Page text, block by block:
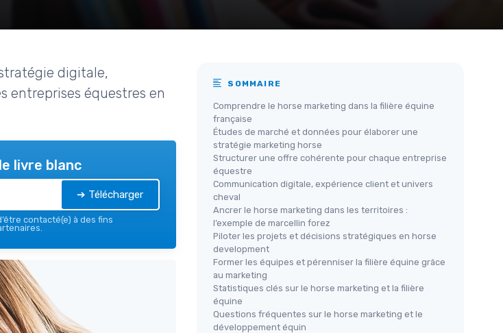
digitale,
entreprises équestres en
livre blanc
➔ Télécharger
contacté(e) à des fins
SOMMAIRE
Comprendre le horse marketing dans la filière équine
française
Études de marché et données pour élaborer une
stratégie marketing horse
Structurer une offre cohérente pour chaque entreprise
équestre
Communication digitale, expérience client et univers
cheval
Ancrer le horse marketing dans les territoires :
l’exemple de marcellin forez
Piloter les projets et décisions stratégiques en horse
development
Former les équipes et pérenniser la filière équine grâce
au marketing
Statistiques clés sur le horse marketing et la filière
équine
Questions fréquentes sur le horse marketing et le
développement équin